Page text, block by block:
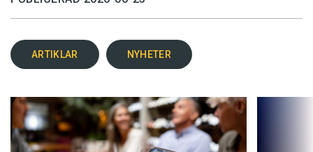
ARTIKLAR NYHETER